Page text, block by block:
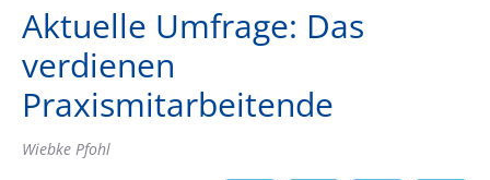
Aktuelle Umfrage: Das
verdienen
Praxismitarbeitende
Wiebke Pfohl